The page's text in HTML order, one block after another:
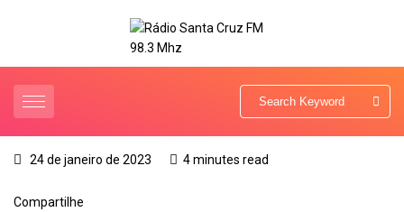
24 de janeiro de 2023 4 minutes read
Compartilhe